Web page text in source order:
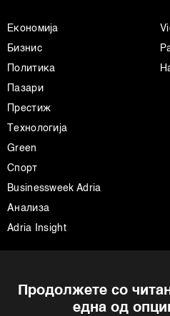
Продолжете со
една од
Економија
Бизнис
Политика
Пазари
Престиж
Технологија
Green
Спорт
Businessweek Adria
Анализа
Adria Insight
Импресум
Политика на приватност